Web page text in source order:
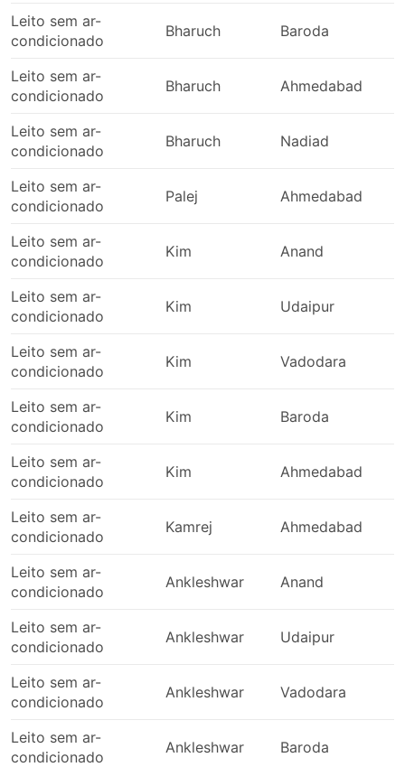
Leito sem ar-
condicionado
Bharuch Baroda
Leito sem ar-
condicionado
Bharuch Ahmedabad
Leito sem ar-
condicionado
Bharuch Nadiad
Leito sem ar-
condicionado
Palej Ahmedabad
Leito sem ar-
condicionado
Kim Anand
Leito sem ar-
condicionado
Kim Udaipur
Leito sem ar-
condicionado
Kim Vadodara
Leito sem ar-
condicionado
Kim Baroda
Leito sem ar-
condicionado
Kim Ahmedabad
Leito sem ar-
condicionado
Kamrej Ahmedabad
Leito sem ar-
condicionado
Ankleshwar Anand
Leito sem ar-
condicionado
Ankleshwar Udaipur
Leito sem ar-
condicionado
Ankleshwar Vadodara
Leito sem ar-
condicionado
Ankleshwar Baroda